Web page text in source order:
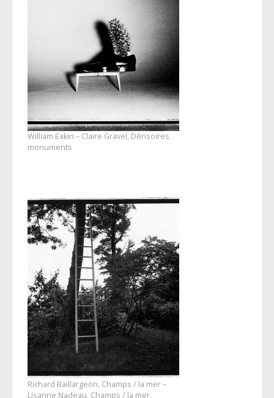
William Eakin – Claire Gravel, Dérisoires
monuments
Richard Baillargeon, Champs / la mer –
Lisanne Nadeau, Champs / la mer,